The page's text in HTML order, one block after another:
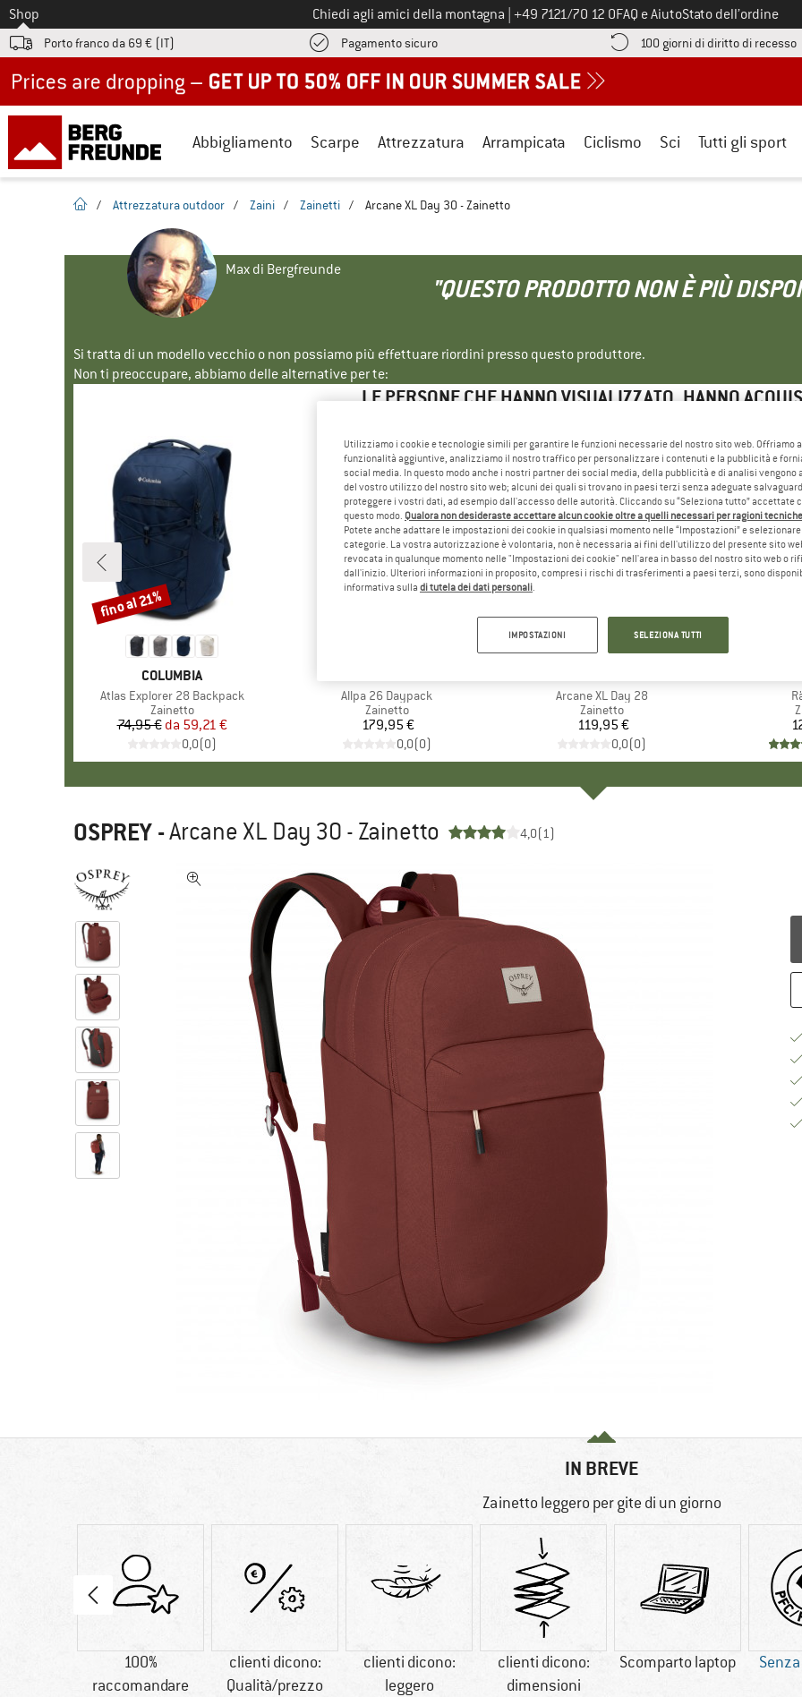
Allo
Shop Chiedi agli amici della montagna Chiamaci al numero
+49 7121/70 12 0FAQ e AiutoStato dell’ordine
Porto franco da 69 € (IT) Pagamento sicuroQui trovi le informazioni di pagamento! Si apre in una casella
100 giorni di diritto di recesso
Abbigliamento Scarpe Attrezzatura Arrampicata Ciclismo Sci Tutti gli sport
pagina iniziale
/ Attrezzatura outdoor / Zaini / Zainetti / Arcane XL Day 30 - Zainetto
Max di Bergfreunde
"QUESTO PRODOTTO NON È PIÙ
Si tratta di un modello vecchio o non possiamo più effettuare riordini presso questo produttore.
Non ti preoccupare, abbiamo delle alternative per te:
LE PERSONE CHE HANNO VISUALIZZATO, HANNO
MARCHIO
COLUMBIA
Articolo
Atlas Explorer 28 Backpack
Gruppo di prodotti
Zainetto
Prezzo
74,95 € Prezzo ridotto
da 59,21 €
0,0(0)
Sconto
fino al 21%
Articolo
Allpa 26 Daypack
Gruppo di prodotti
Zainetto
Prezzo
179,95 €
0,0(0)
Articolo
Arcane XL Day 28
Gruppo di prodotti
Zainetto
Prezzo
119,95 €
0,0(0)
OSPREY -Arcane XL Day 30 - Zainetto 4,0(1)
IN BREVE
Zainetto leggero per gite di un giorno
100%
raccomandare
clienti dicono:
Qualità/prezzo
clienti dicono:
leggero
clienti dicono:
dimensioni
Scomparto laptop Senza
Utilizziamo i cookie e tecnologie simili per garantire le funzioni necessarie del nostro sito web. Offriamo
funzionalità aggiuntive, analizziamo il nostro traffico per personalizzare i contenuti e la pubblicità e
social media. In questo modo anche i nostri partner dei social media, della pubblicità e di analisi vengono
del vostro utilizzo del nostro sito web; alcuni dei quali si trovano in paesi terzi senza adeguate
proteggere i vostri dati, ad esempio dall'accesso delle autorità. Cliccando su “Seleziona tutto” accettate
questo modo. Qualora non desideraste accettare alcun cookie oltre a quelli necessari per ragioni
Potete anche adattare le impostazioni dei cookie in qualsiasi momento nelle “Impostazioni” e
categorie. La vostra autorizzazione è volontaria, non è necessaria ai fini dell'utilizzo del presente sito
revocata in qualunque momento nelle "Impostazioni dei cookie" nell'area in basso del nostro sito web o
dall'inizio. Ulteriori informazioni in proposito, compresi i rischi di trasferimenti a paesi terzi, sono
informativa sulla di tutela dei dati personali.
IMPOSTAZIONI SELEZIONA TUTTI